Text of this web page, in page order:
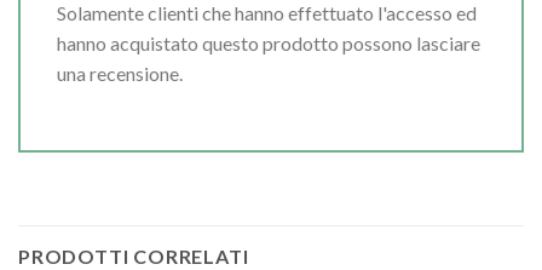
Solamente clienti che hanno effettuato l'accesso ed
hanno acquistato questo prodotto possono lasciare
una recensione.
PRODOTTI CORRELATI